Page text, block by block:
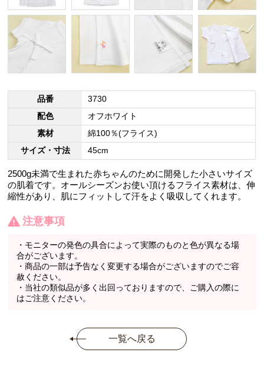
品番
3730
配色
オフホワイト
素材
綿100％(フライス)
サイズ・寸法
45cm
2500g未満で生まれた赤ちゃんのために開発した小さいサイズ
の肌着です。オールシーズンお使い頂けるフライス素材は、伸
縮性があり、肌にフィットして汗をよく吸収してくれます。
注意事項
・モニターの発色の具合によって実際のものと色が異なる場
合がございます。
・商品の一部は予告なく変更する場合がございますのでご容
赦ください。
・当社の類似品が多く出回っておりますので、ご購入の際に
はご注意ください。
一覧へ戻る